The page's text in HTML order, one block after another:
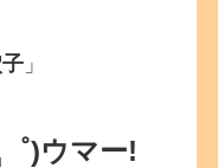
」
)ウマー!